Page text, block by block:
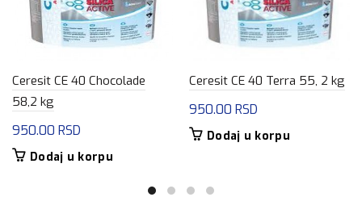
Ceresit CE 40 Chocolade
58,2 kg
950.00 RSD
Dodaj u korpu
Ceresit CE 40 Terra 55, 2 kg
950.00 RSD
Dodaj u korpu